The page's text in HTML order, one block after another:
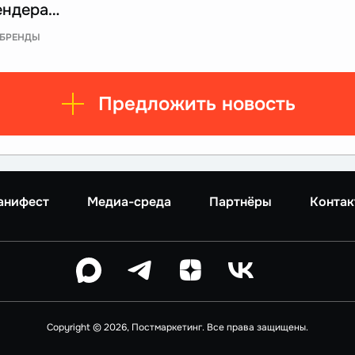
БРЕНДЫ
Предложить новость
Медиа-среда Партнёры
Copyright © 2026, Постмаркетинг. Все права защищены.